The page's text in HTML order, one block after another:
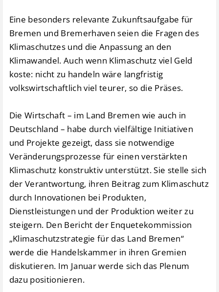
Eine besonders relevante Zukunftsaufgabe für
Bremen und Bremerhaven seien die Fragen des
Klimaschutzes und die Anpassung an den
Klimawandel. Auch wenn Klimaschutz viel Geld
koste: nicht zu handeln wäre langfristig
volkswirtschaftlich viel teurer, so die Präses.
Die Wirtschaft – im Land Bremen wie auch in
Deutschland – habe durch vielfältige Initiativen
und Projekte gezeigt, dass sie notwendige
Veränderungsprozesse für einen verstärkten
Klimaschutz konstruktiv unterstützt. Sie stelle sich
der Verantwortung, ihren Beitrag zum Klimaschutz
durch Innovationen bei Produkten,
Dienstleistungen und der Produktion weiter zu
steigern. Den Bericht der Enquetekommission
„Klimaschutzstrategie für das Land Bremen“
werde die Handelskammer in ihren Gremien
diskutieren. Im Januar werde sich das Plenum
dazu positionieren.